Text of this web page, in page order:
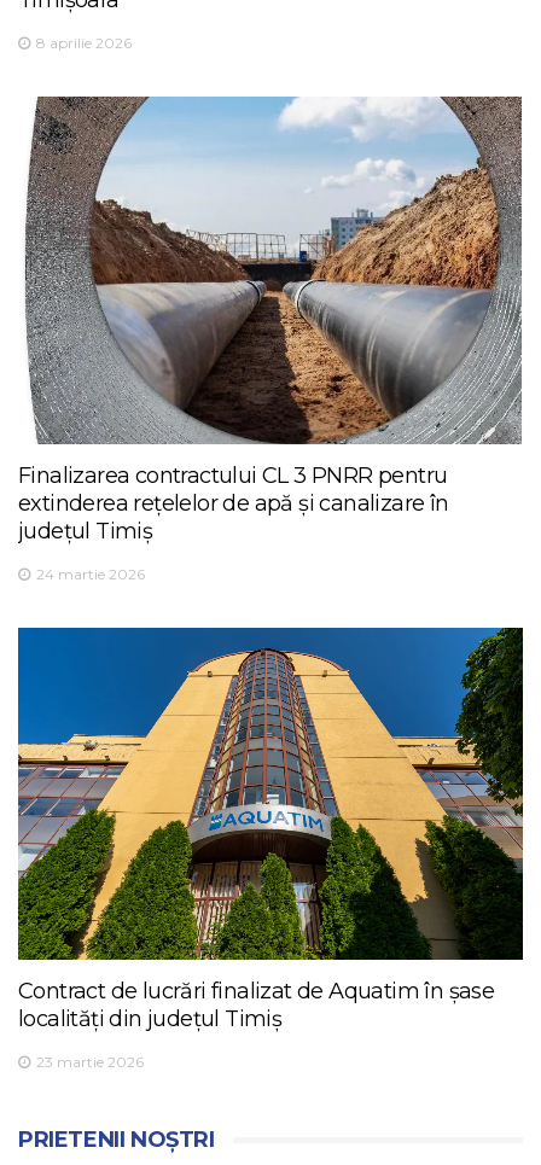
8 aprilie 2026
Finalizarea contractului CL 3 PNRR pentru
extinderea rețelelor de apă și canalizare în
județul Timiș
24 martie 2026
Contract de lucrări finalizat de Aquatim în șase
localități din județul Timiș
23 martie 2026
PRIETENII NOȘTRI